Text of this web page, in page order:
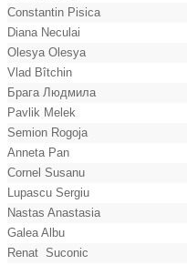
Constantin Pisica
Diana Neculai
Olesya Olesya
Vlad Bîtchin
Брага Людмила
Pavlik Melek
Semion Rogoja
Anneta Pan
Cornel Susanu
Lupascu Sergiu
Nastas Anastasia
Galea Albu
Renat Suconic